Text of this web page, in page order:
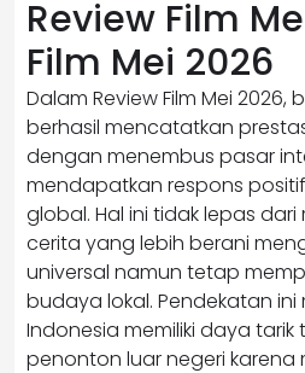
Review Film
Film Mei 2026
Dalam Review Film Mei 2026,
berhasil mencatatkan
dengan menembus pasar
mendapatkan respons
global. Hal ini tidak lepas
cerita yang lebih berani
universal namun tetap
budaya lokal. Pendekatan
Indonesia memiliki daya tarik
penonton luar negeri karena